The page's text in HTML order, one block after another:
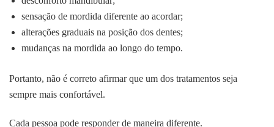
sensação de mordida diferente ao acordar;
alterações graduais na posição dos dentes;
mudanças na mordida ao longo do tempo.
Portanto, não é correto afirmar que um dos tratamentos seja
sempre mais confortável.
Cada pessoa pode responder de maneira diferente.